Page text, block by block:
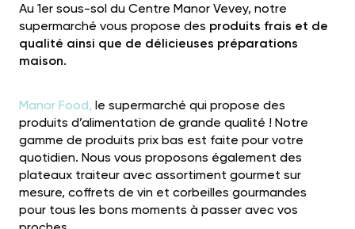
Au 1er sous-sol du Centre Manor Vevey, notre
supermarché vous propose des produits frais et de
qualité ainsi que de délicieuses préparations
maison.
Manor Food, le supermarché qui propose des
produits d’alimentation de grande qualité ! Notre
gamme de produits prix bas est faite pour votre
quotidien. Nous vous proposons également des
plateaux traiteur avec assortiment gourmet sur
mesure, coffrets de vin et corbeilles gourmandes
pour tous les bons moments à passer avec vos